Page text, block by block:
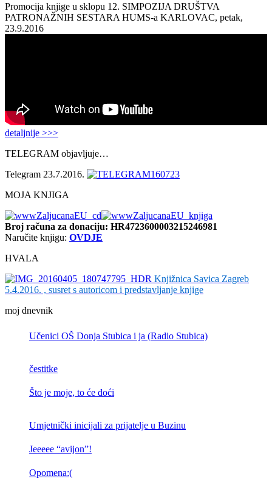
Promocija knjige u sklopu 12. SIMPOZIJA DRUŠTVA
PATRONAŽNIH SESTARA HUMS-a KARLOVAC, petak,
23.9.2016
detaljnije >>>
TELEGRAM objavljuje…
Telegram 23.7.2016.
MOJA KNJIGA
Broj računa za donaciju: HR4723600003215246981
Naručite knjigu: OVDJE
HVALA
Knjižnica Savica Zagreb
5.4.2016. , susret s autoricom i predstavljanje knjige
moj dnevnik
Učenici OŠ Donja Stubica i ja (Radio Stubica)
čestitke
Što je moje, to će doći
Umjetnički inicijali za prijatelje u Buzinu
Jeeeee “avijon”!
Opomena:(